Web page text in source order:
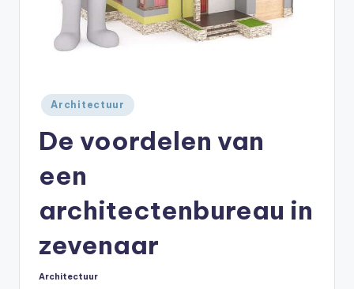
Geplaatst
in
Architectuur
De voordelen van
een
architectenbureau in
zevenaar
Geplaatst
Architectuur